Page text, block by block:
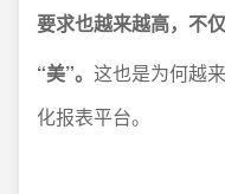
要求也越来越高，不
“美”。 这也是为何越
化报表平台。